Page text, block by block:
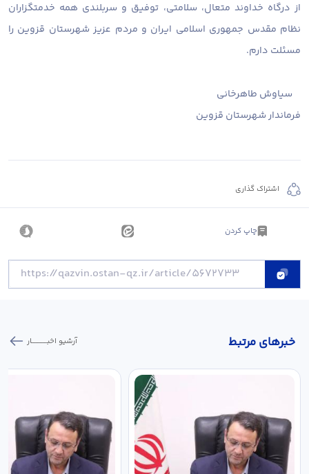
از درگاه خداوند متعال، سلامتی، توفیق و سربلندی همه خدمتگزاران
نظام مقدس جمهوری اسلامی ایران و مردم عزیز شهرستان قزوین را
مسئلت دارم.
سیاوش طاهرخانی
فرماندار شهرستان قزوین
اشتراک گذاری
چاپ کردن
خبر‌های مرتبط آرشیو اخبـــــــــــار